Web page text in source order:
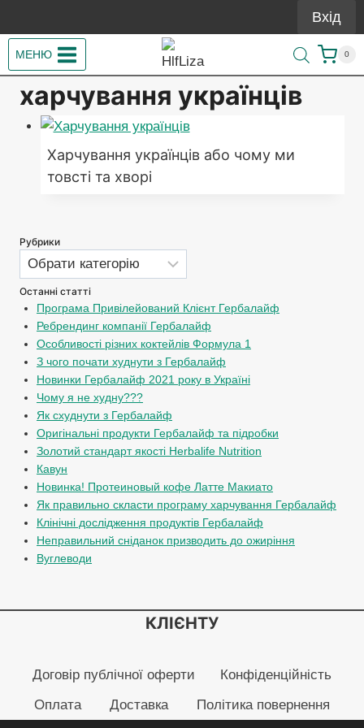
до
вмісту
Вхід
МЕНЮ 0
харчування українців
Харчування українців або чому ми
товсті та хворі
Рубрики
Рубрики
Останні статті
Програма Привілейований Клієнт Гербалайф
Ребрендинг компанії Гербалайф
Особливості різних коктейлів Формула 1
З чого почати худнути з Гербалайф
Новинки Гербалайф 2021 року в Україні
Чому я не худну???
Як схуднути з Гербалайф
Оригінальні продукти Гербалайф та підробки
Золотий стандарт якості Herbalife Nutrition
Кавун
Новинка! Протеиновый кофе Латте Макиато
Як правильно скласти програму харчування Гербалайф
Клінічні дослідження продуктів Гербалайф
Неправильний сніданок призводить до ожиріння
Вуглеводи
КЛІЄНТУ
Договір публічної оферти
Конфіденційність
Оплата
Доставка Політика повернення